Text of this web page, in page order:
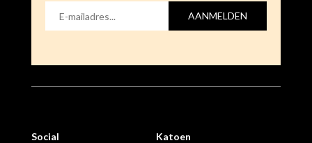
AANMELDEN
Social Katoen